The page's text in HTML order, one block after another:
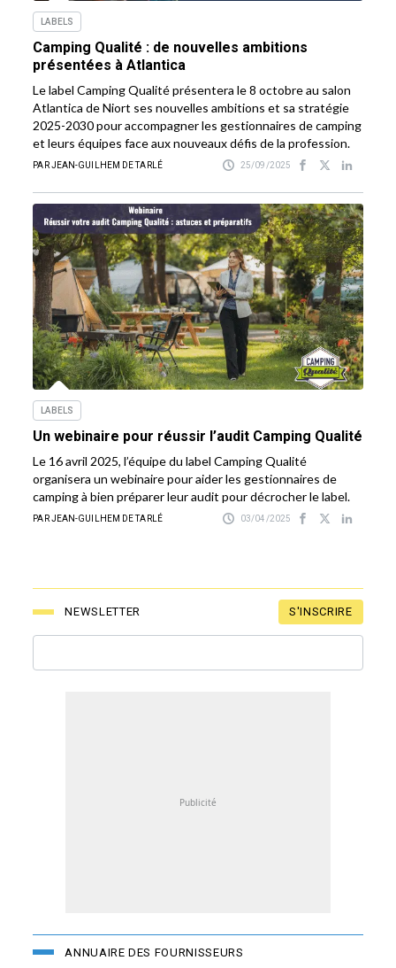
LABELS
Camping Qualité : de nouvelles ambitions
présentées à Atlantica
Le label Camping Qualité présentera le 8 octobre au salon
Atlantica de Niort ses nouvelles ambitions et sa stratégie
2025-2030 pour accompagner les gestionnaires de camping
et leurs équipes face aux nouveaux défis de la profession.
PAR JEAN-GUILHEM DE TARLÉ 25/09/2025
LABELS
Un webinaire pour réussir l’audit Camping Qualité
Le 16 avril 2025, l’équipe du label Camping Qualité
organisera un webinaire pour aider les gestionnaires de
camping à bien préparer leur audit pour décrocher le label.
PAR JEAN-GUILHEM DE TARLÉ 03/04/2025
NEWSLETTER S'INSCRIRE
ANNUAIRE DES FOURNISSEURS